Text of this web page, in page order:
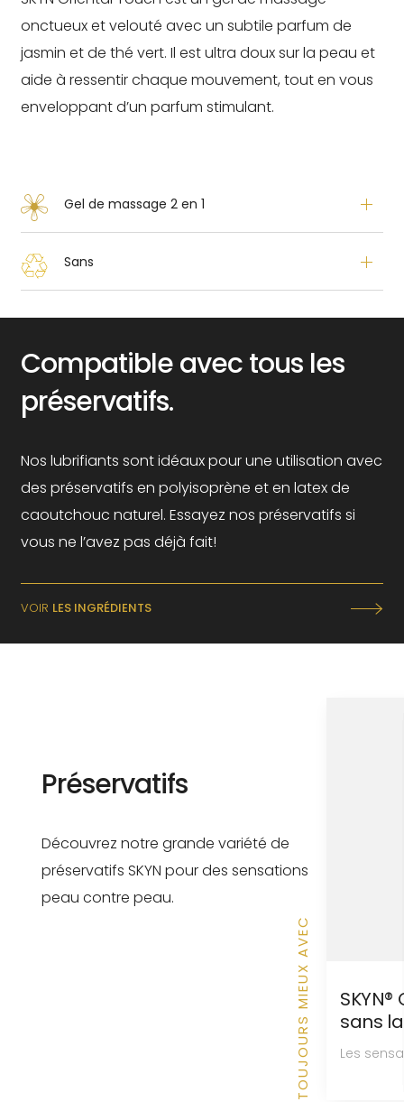
onctueux et velouté avec un subtile parfum de
jasmin et de thé vert. Il est ultra doux sur la peau et
aide à ressentir chaque mouvement, tout en vous
enveloppant d’un parfum stimulant.
Gel de massage 2 en 1
Sans
Compatible avec tous les
préservatifs.
Nos lubrifiants sont idéaux pour une utilisation avec
des préservatifs en polyisoprène et en latex de
caoutchouc naturel. Essayez nos préservatifs si
vous ne l’avez pas déjà fait!
VOIR LES INGRÉDIENTS
Préservatifs
Découvrez notre grande variété de
préservatifs SKYN pour des sensations
peau contre peau.
TOUJOURS MIEUX AVEC
sans
Les